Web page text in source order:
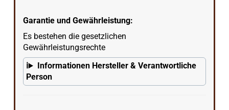
Garantie und Gewährleistung:
Es bestehen die gesetzlichen
Gewährleistungsrechte
Informationen Hersteller & Verantwortliche
Person